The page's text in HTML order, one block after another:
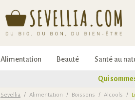
Alimentation Beauté Santé au
Qui
Sevellia / Alimentation / Boissons / Alcools /